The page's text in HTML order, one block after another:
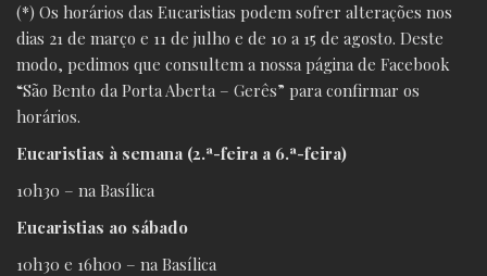
(*) Os horários das Eucaristias podem sofrer alterações nos
dias 21 de março e 11 de julho e de 10 a 15 de agosto. Deste
modo, pedimos que consultem a nossa página de Facebook
“São Bento da Porta Aberta – Gerês” para confirmar os
horários.
Eucaristias à semana (2.ª-feira a 6.ª-feira)
10h30 – na Basílica
Eucaristias ao sábado
10h30 e 16h00 – na Basílica